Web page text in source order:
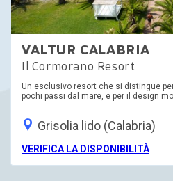
VALTUR CALABRIA
Il Cormorano Resort
Un esclusivo resort che si distingue
pochi passi dal mare, e per il design
Grisolia lido (Calabria)
VERIFICA LA DISPONIBILITÀ